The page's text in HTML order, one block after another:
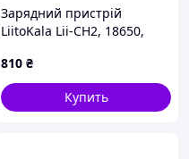
Зарядний пристрій
LiitoKala Lii-CH2, 18650,
(1.5V), LiFePO4, NiMH акум
810 ₴
Купить